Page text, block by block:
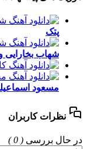
پتک
شهاب بخارایی
مسعود
نظرات کاربران
در حال بررسی ( 0 )